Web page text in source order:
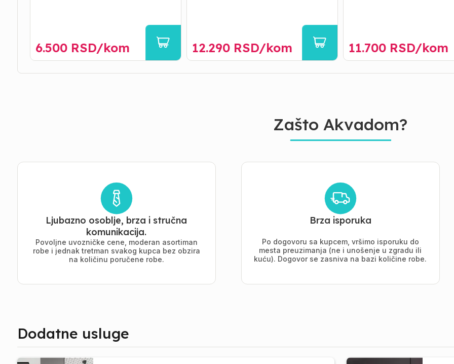
6.500RSD/kom 12.290RSD/kom 11.700 RSD/kom
Zašto Akvadom?
Ljubazno osoblje, brza i stručna
komunikacija.
Povoljne uvozničke cene, moderan asortiman
robe i jednak tretman svakog kupca bez obzira
na količinu poručene robe.
Brza isporuka
Po dogovoru sa kupcem, vršimo isporuku do
mesta preuzimanja (ne i unošenje u zgradu ili
kuću). Dogovor se zasniva na bazi količine robe.
Dodatne usluge